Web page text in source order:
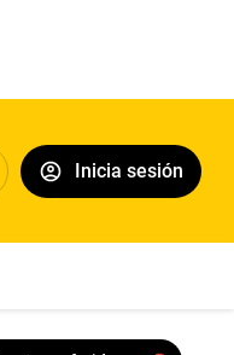
Inicia sesión